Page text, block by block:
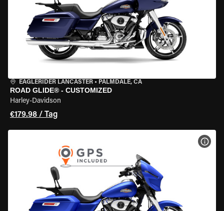
EAGLERIDER LANCASTER • PALMDALE, CA
ROAD GLIDE® - CUSTOMIZED
Harley-Davidson
€179.98 / Tag